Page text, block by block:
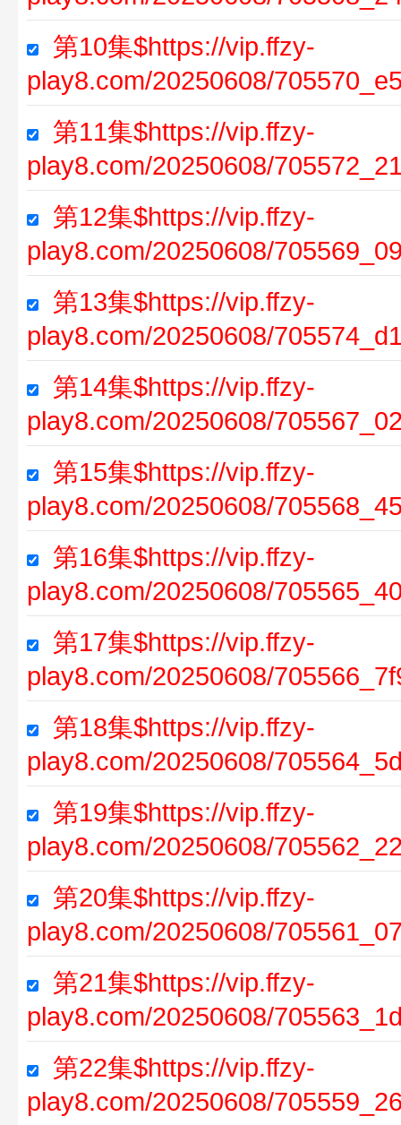
第10集$https://vip.ffzy-
play8.com/20250608/
第11集$https://vip.ffzy-
play8.com/20250608/
第12集$https://vip.ffzy-
play8.com/20250608/
第13集$https://vip.ffzy-
play8.com/20250608/
第14集$https://vip.ffzy-
play8.com/20250608/
第15集$https://vip.ffzy-
play8.com/20250608/
第16集$https://vip.ffzy-
play8.com/20250608/
第17集$https://vip.ffzy-
play8.com/20250608/
第18集$https://vip.ffzy-
play8.com/20250608/
第19集$https://vip.ffzy-
play8.com/20250608/
第20集$https://vip.ffzy-
play8.com/20250608/
第21集$https://vip.ffzy-
play8.com/20250608/
第22集$https://vip.ffzy-
play8.com/20250608/